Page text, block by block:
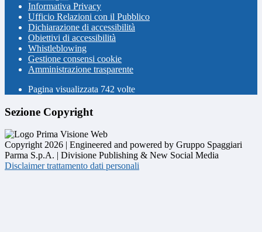
Informativa Privacy
Ufficio Relazioni con il Pubblico
Dichiarazione di accessibilità
Obiettivi di accessibilità
Whistleblowing
Gestione consensi cookie
Amministrazione trasparente
Pagina visualizzata 742 volte
Sezione Copyright
Copyright 2026 | Engineered and powered by Gruppo Spaggiari
Parma S.p.A. | Divisione Publishing & New Social Media
Disclaimer trattamento dati personali